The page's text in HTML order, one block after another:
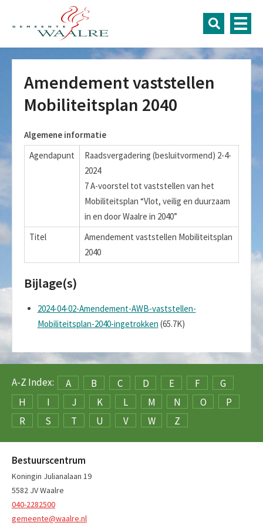
Amendement vaststellen
Mobiliteitsplan 2040
Algemene informatie
Agendapunt
Raadsvergadering (besluitvormend) 2-4-
2024
7 A-voorstel tot vaststellen van het
Mobiliteitsplan “Vlot, veilig en duurzaam
in en door Waalre in 2040”
Titel
Amendement vaststellen Mobiliteitsplan
2040
Bijlage(s)
2024-04-02-Amendement-AWB-vaststellen-
Mobiliteitsplan-2040-ingetrokken (65.7K)
A-Z Index: A B C D E F
G
H
I J K L M N O
P
R
S T U V W Z
Bestuurscentrum
Koningin Julianalaan 19
5582 JV Waalre
040-2282500
gemeente@waalre.nl